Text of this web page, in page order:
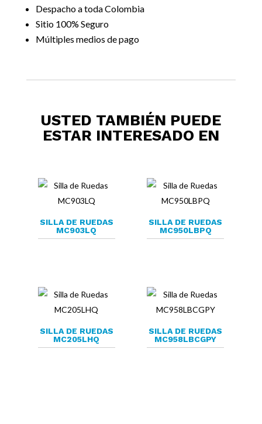
Despacho a toda Colombia
Sitio 100% Seguro
Múltiples medios de pago
USTED TAMBIÉN PUEDE
ESTAR INTERESADO EN
SILLA DE RUEDAS
MC903LQ
SILLA DE RUEDAS
MC950LBPQ
SILLA DE RUEDAS
MC205LHQ
SILLA DE RUEDAS
MC958LBCGPY